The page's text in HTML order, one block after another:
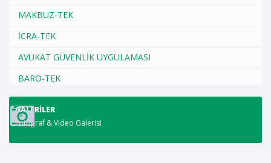
MAKBUZ-TEK
İCRA-TEK
AVUKAT GÜVENLİK UYGULAMASI
BARO-TEK
GALERILER
Fotoğraf & Video Galerisi